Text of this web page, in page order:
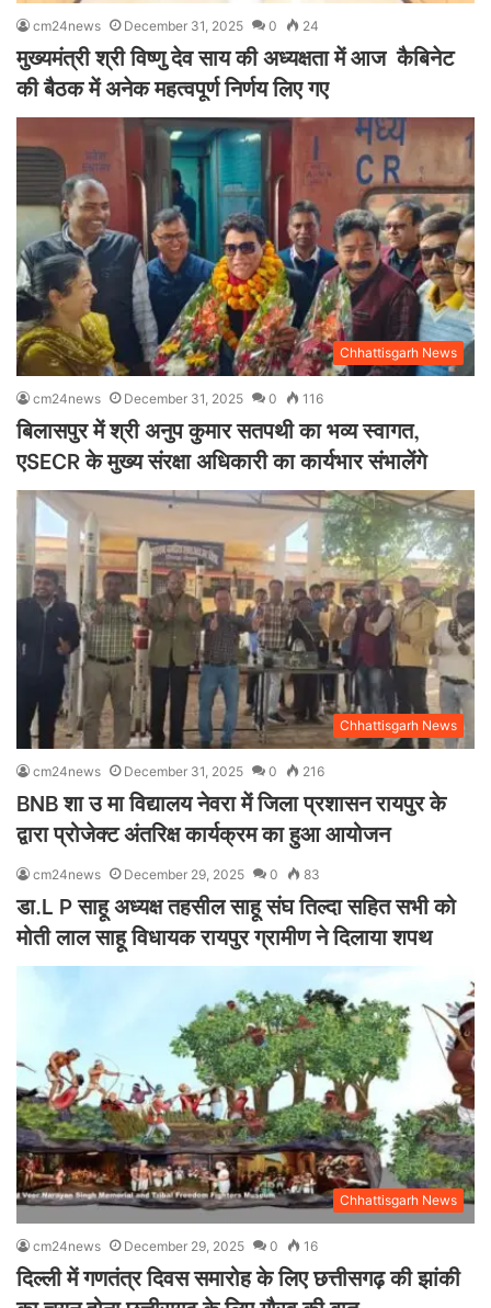
cm24news December 31, 2025 0 24
मुख्यमंत्री श्री विष्णु देव साय की अध्यक्षता में आज कैबिनेट
की बैठक में अनेक महत्वपूर्ण निर्णय लिए गए
Chhattisgarh News
cm24news December 31, 2025 0 116
बिलासपुर में श्री अनुप कुमार सतपथी का भव्य स्वागत,
एSECR के मुख्य संरक्षा अधिकारी का कार्यभार संभालेंगे
Chhattisgarh News
cm24news December 31, 2025 0 216
BNB शा उ मा विद्यालय नेवरा में जिला प्रशासन रायपुर के
द्वारा प्रोजेक्ट अंतरिक्ष कार्यक्रम का हुआ आयोजन
cm24news December 29, 2025 0 83
डा.L P साहू अध्यक्ष तहसील साहू संघ तिल्दा सहित सभी को
मोती लाल साहू विधायक रायपुर ग्रामीण ने दिलाया शपथ
Chhattisgarh News
cm24news December 29, 2025 0 16
दिल्ली में गणतंत्र दिवस समारोह के लिए छत्तीसगढ़ की झांकी